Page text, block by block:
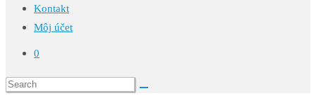
Kontakt
Môj účet
0